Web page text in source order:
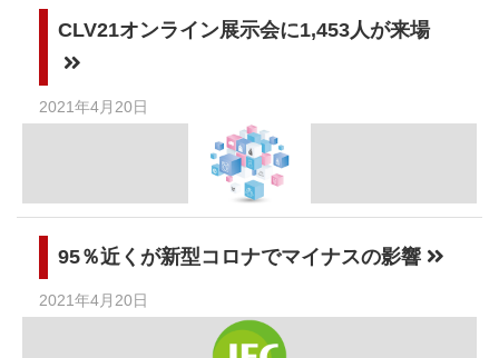
CLV21オンライン展示会に1,453人が来場
2021年4月20日
95％近くが新型コロナでマイナスの影響
2021年4月20日